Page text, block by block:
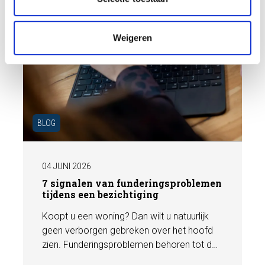
Weigeren
BLOG
04 JUNI 2026
7 signalen van funderingsproblemen
tijdens een bezichtiging
Koopt u een woning? Dan wilt u natuurlijk
geen verborgen gebreken over het hoofd
zien. Funderingsproblemen behoren tot de